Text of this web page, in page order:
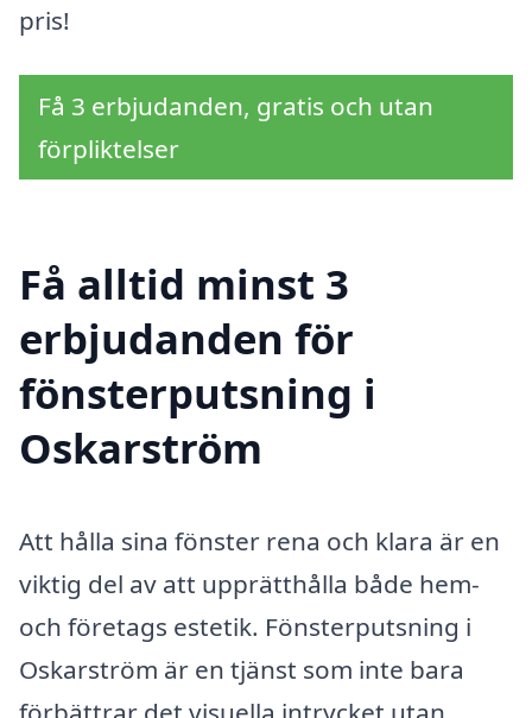
pris!
Få 3 erbjudanden, gratis och utan
förpliktelser
Få alltid minst 3
erbjudanden för
fönsterputsning i
Oskarström
Att hålla sina fönster rena och klara är en
viktig del av att upprätthålla både hem-
och företags estetik. Fönsterputsning i
Oskarström är en tjänst som inte bara